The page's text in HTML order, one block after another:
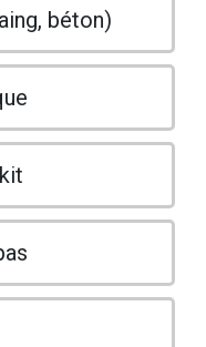
béton)